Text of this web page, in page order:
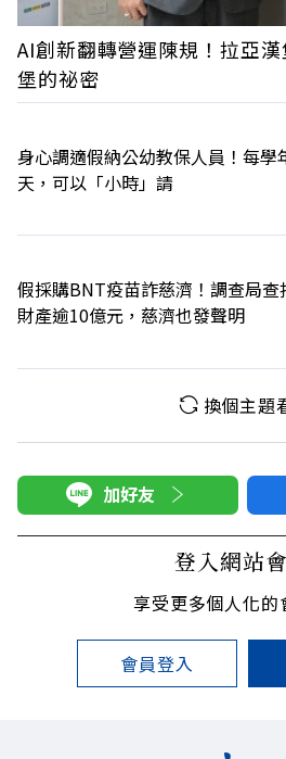
AI創新翻轉營運陳規！拉亞
堡的祕密
身心調適假納公幼教保人員！每學
天，可以「小時」請
假採購BNT疫苗詐慈濟！調查局查
財產逾10億元，慈濟也發聲明
換個主題
加好友
登入網站
享受更多個人化的
會員登入